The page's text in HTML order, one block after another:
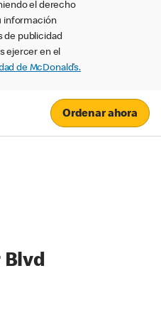
el derecho
información
de publicidad
ejercer en el
de McDonald’s.
Ordenar ahora
Blvd